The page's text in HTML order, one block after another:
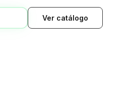
Ver catálogo